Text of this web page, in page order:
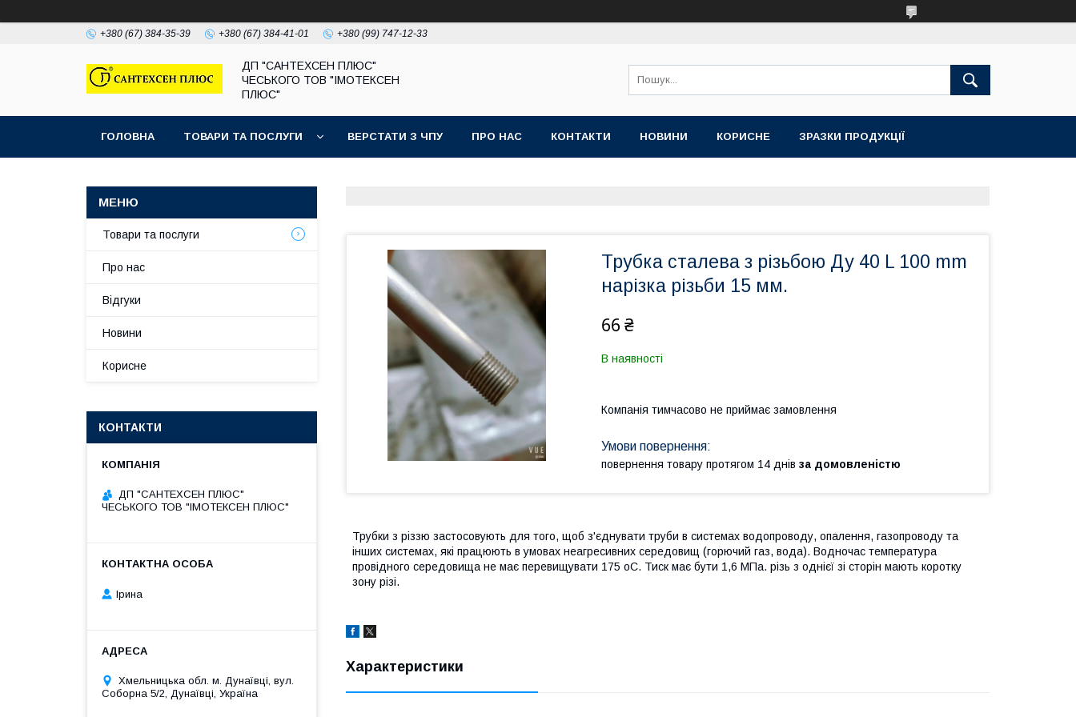
+380 (67) 384-35-39 +380 (67) 384-41-01 +380 (99) 747-12-33
ДП "САНТЕХСЕН ПЛЮС"
ЧЕСЬКОГО ТОВ "ІМОТЕКСЕН
ПЛЮС"
ГОЛОВНА ТОВАРИ ТА ПОСЛУГИ ВЕРСТАТИ З ЧПУ ПРО НАС КОНТАКТИ НОВИНИ КОРИСНЕ ЗРАЗКИ ПРОДУКЦІЇ
Трубка сталева з різьбою Ду 40 L 100 mm
нарізка різьби 15 мм.
66 ₴
В наявності
Компанія тимчасово не приймає замовлення
повернення товару протягом 14 днів за домовленістю
Трубки з різзю застосовують для того, щоб з'єднувати труби в системах водопроводу, опалення, газопроводу та
інших системах, які працюють в умовах неагресивних середовищ (горючий газ, вода). Водночас температура
провідного середовища не має перевищувати 175 oС. Тиск має бути 1,6 МПа. різь з однієї зі сторін мають коротку
зону різі.
Характеристики
Товари та послуги
Про нас
Відгуки
Новини
Корисне
КОНТАКТИ
ДП "САНТЕХСЕН ПЛЮС"
ЧЕСЬКОГО ТОВ "ІМОТЕКСЕН ПЛЮС"
Ірина
Хмельницька обл. м. Дунаївці, вул.
Соборна 5/2, Дунаївці, Україна